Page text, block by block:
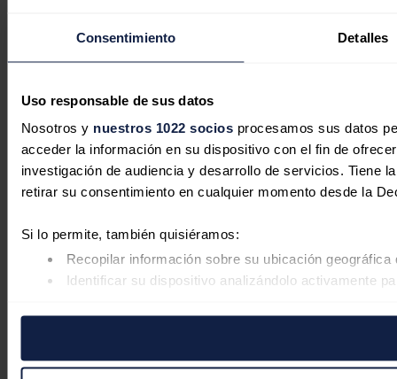
Consentimiento Detalles
Uso responsable de sus datos
Nosotros y nuestros 1022 sociosprocesamos sus datos
acceder la información en su dispositivo con el fin de
investigación de audiencia y desarrollo de servicios. Tiene
retirar su consentimiento en cualquier momento desde la
Si lo permite, también quisiéramos:
Recopilar información sobre su ubicación
Identificar su dispositivo analizándolo activamente
Las cookies de este sitio web se usan para personalizar el